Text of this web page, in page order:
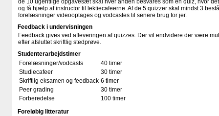
de 10 ugentlige opgavesæt skal hver anden besvares som en quiz, hvor
og få hjælp af instructor til lektiecafeerne. Af de 5 quizzer skal mindst 3
forelæsninger videooptages og vodcastes til senere brug for jer.
Feedback i undervisningen
Feedback gives ved afleveringen af quizzes. Der vil endvidere der være
efter afsluttet skriftlig stedprøve.
Studenterarbejdstimer
Forelæsninger/vodcasts
40 timer
Studiecafeer
30 timer
Skriftlig eksamen og feedback 6 timer
Peer grading
30 timer
Forberedelse
100 timer
Foreløbig litteratur